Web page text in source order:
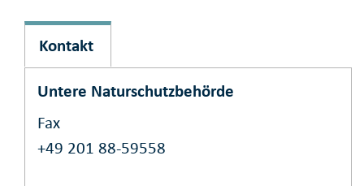
Kontakt
Untere Naturschutzbehörde
Fax
+49 201 88-59558